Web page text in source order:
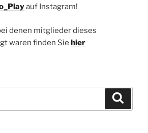
auf Instagram!
denen mitglieder dieses
waren finden Sie hier